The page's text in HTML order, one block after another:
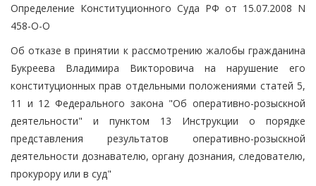
Определение Конституционного Суда РФ от 15.07.2008 N
458-О-О
Об отказе в принятии к рассмотрению жалобы гражданина
Букреева Владимира Викторовича на нарушение его
конституционных прав отдельными положениями статей 5,
11 и 12 Федерального закона "Об оперативно-розыскной
деятельности" и пунктом 13 Инструкции о порядке
представления результатов оперативно-розыскной
деятельности дознавателю, органу дознания, следователю,
прокурору или в суд"